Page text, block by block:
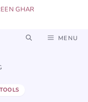
GHAR
MENU